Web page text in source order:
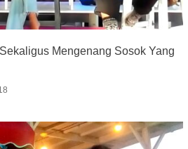
Mengenang Sosok Yang